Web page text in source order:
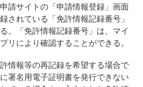
請サイトの「申請情報登録」画面
されている「免許情報記録番号」
。「免許情報記録番号」は、マイ
リにより確認することができる。
情報等の再記録を希望する場合で
署名用電子証明書を発行できない